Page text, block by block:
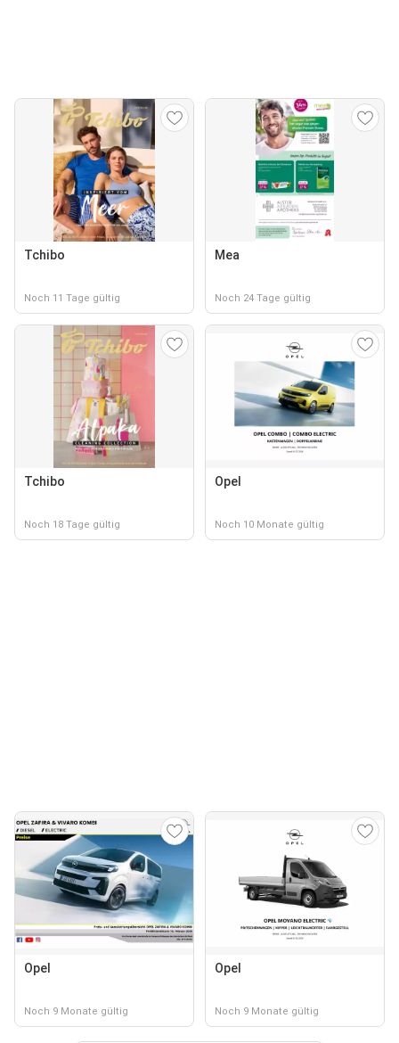
Tchibo
Noch 11 Tage gültig
Mea
Noch 24 Tage gültig
Tchibo
Noch 18 Tage gültig
Opel
Noch 10 Monate gültig
Opel
Noch 9 Monate gültig
Opel
Noch 9 Monate gültig